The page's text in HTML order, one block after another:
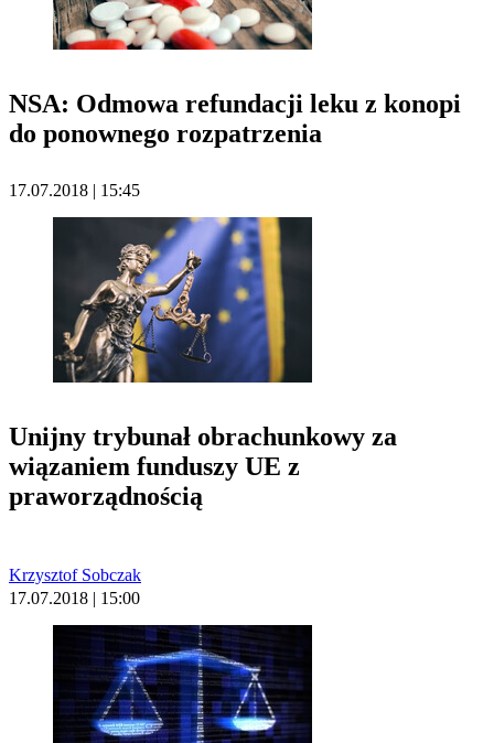
NSA: Odmowa refundacji leku z konopi
do ponownego rozpatrzenia
17.07.2018 | 15:45
Unijny trybunał obrachunkowy za
wiązaniem funduszy UE z
praworządnością
Krzysztof Sobczak
17.07.2018 | 15:00